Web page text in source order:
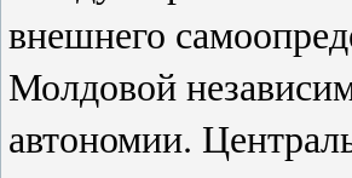
внешнего
Молдовой
автономии.